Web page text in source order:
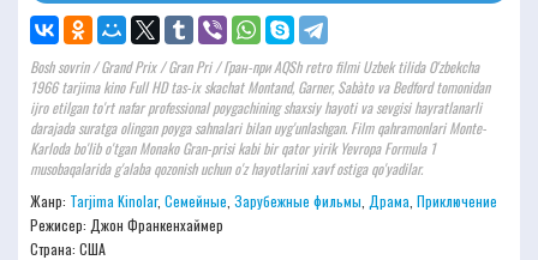
Bosh sovrin / Grand Prix / Gran Pri / Гран-при AQSh retro filmi Uzbek tilida O'zbekcha
1966 tarjima kino Full HD tas-ix skachat Montand, Garner, Sabàto va Bedford tomonidan
ijro etilgan to'rt nafar professional poygachining shaxsiy hayoti va sevgisi hayratlanarli
darajada suratga olingan poyga sahnalari bilan uyg'unlashgan. Film qahramonlari Monte-
Karloda bo'lib o'tgan Monako Gran-prisi kabi bir qator yirik Yevropa Formula 1
musobaqalarida g'alaba qozonish uchun o'z hayotlarini xavf ostiga qo'yadilar.
Жанр: Tarjima Kinolar, Семейные Зарубежные фильмы Драма Приключение
Режисер: Джон Франкенхаймер
Страна: США